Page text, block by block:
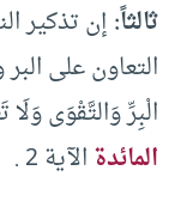
ثالثاً:إن تذكير
التعاون على
الْبِرِّ وَالتَّقْوَى
المائدةالآية 2 .